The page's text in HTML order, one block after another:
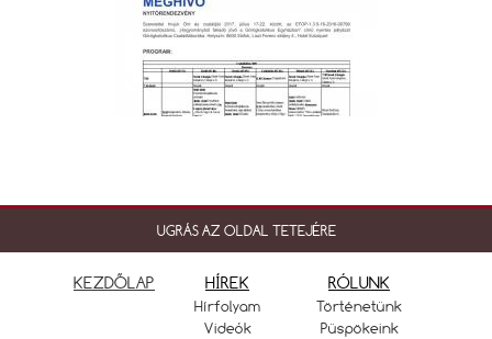
UGRÁS AZ OLDAL TETEJÉRE
KEZDŐLAP HÍREK
Hírfolyam
Videók
RÓLUNK
Történetünk
Püspökeink